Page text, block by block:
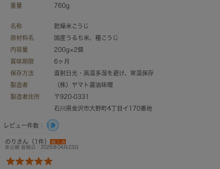
重量
760g
名称
乾燥米こうじ
原材料名
国産うるち米、種こうじ
内容量
200g×2個
賞味期限
6ヶ月
保存方法
直射日光・高温多湿を避け、常温保存
製造者
（株）ヤマト醤油味噌
製造者住所
〒920-0331
石川県金沢市大野町4丁目イ170番地
レビュー件数： 1件
のりさん（1件）
購入者
非公開 投稿日：2026年04月23日